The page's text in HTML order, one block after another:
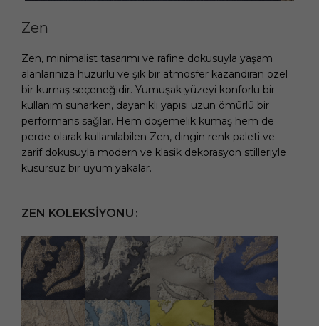
Zen
Zen, minimalist tasarımı ve rafine dokusuyla yaşam
alanlarınıza huzurlu ve şık bir atmosfer kazandıran özel
bir kumaş seçeneğidir. Yumuşak yüzeyi konforlu bir
kullanım sunarken, dayanıklı yapısı uzun ömürlü bir
performans sağlar. Hem döşemelik kumaş hem de
perde olarak kullanılabilen Zen, dingin renk paleti ve
zarif dokusuyla modern ve klasik dekorasyon stilleriyle
kusursuz bir uyum yakalar.
ZEN KOLEKSIYONU